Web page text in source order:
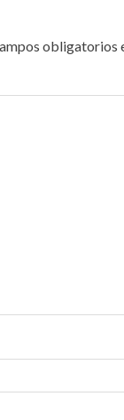
obligatorios